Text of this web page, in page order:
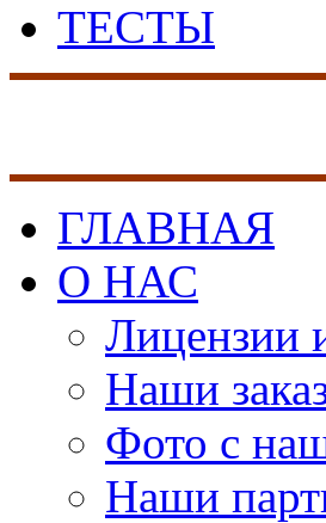
ТЕСТЫ
ГЛАВНАЯ
О НАС
Лицензии
Наши
Фото с
Наши